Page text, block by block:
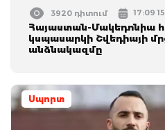
3920 դիտում 17:09
Հայաստան-Մակեդոնիա
կսպասարկի Շվեդիայի
անձնակազմը
Սպորտ